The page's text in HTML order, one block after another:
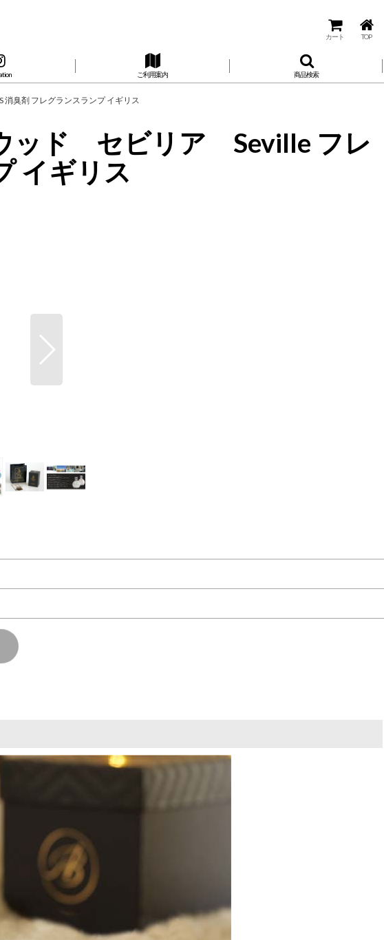
カート TOP
ご利用案内 商品検索
臭剤 フレグランスランプ イギリス
ッド セビリア Seville フレ
イギリス